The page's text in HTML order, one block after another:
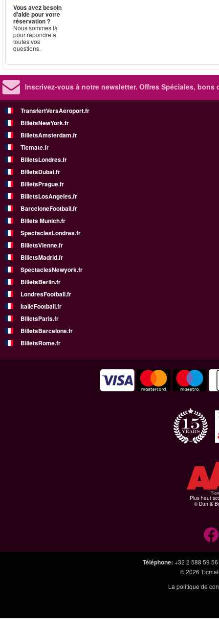
Vous avez besoin
d'aide pour votre
réservation ?
Nous sommes là
pour répondre à
toutes vos
questions.
Inscrivez-vous à notre newsletter. Offres Spéciales, bons
TransfertVersAeroport.fr
BilletsNewYork.fr
BilletsAmsterdam.fr
Ticmate.fr
BilletsLondres.fr
BilletsDubai.fr
BilletsPrague.fr
BilletsLosAngeles.fr
BarceloneFootball.fr
Billets Munich.fr
SpectaclesLondres.fr
BilletsVienne.fr
BilletsMadrid.fr
SpectaclesNewyork.fr
BilletsBerlin.fr
LondresFootball.fr
ItalieFootball.fr
BilletsParis.fr
BilletsBarcelone.fr
BilletsRome.fr
Plus haut
© Dun &
Téléphone: +32 2 588 59 56
© 2026
La politique de